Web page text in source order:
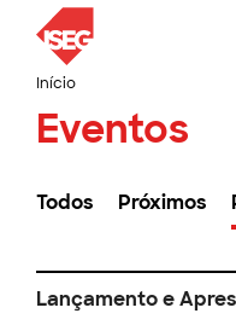
Início
Eventos
Todos Próximos
Lançamento e